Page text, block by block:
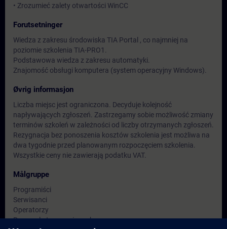
• Zrozumieć zalety otwartości WinCC
Forutsetninger
Wiedza z zakresu środowiska TIA Portal , co najmniej na
poziomie szkolenia TIA-PRO1.
Podstawowa wiedza z zakresu automatyki.
Znajomość obsługi komputera (system operacyjny Windows).
Øvrig informasjon
Liczba miejsc jest ograniczona. Decyduje kolejność
napływających zgłoszeń. Zastrzegamy sobie możliwość zmiany
terminów szkoleń w zależności od liczby otrzymanych zgłoszeń.
Rezygnacja bez ponoszenia kosztów szkolenia jest możliwa na
dwa tygodnie przed planowanym rozpoczęciem szkolenia.
Wszystkie ceny nie zawierają podatku VAT.
Målgruppe
Programiści
Serwisanci
Operatorzy
Personel utrzymania ruchu